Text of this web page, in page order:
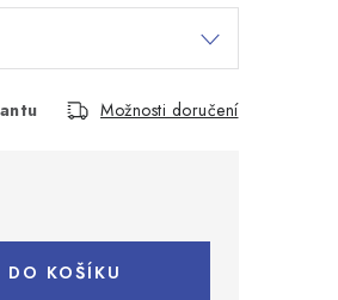
Možnosti doručení
DO KOŠÍKU